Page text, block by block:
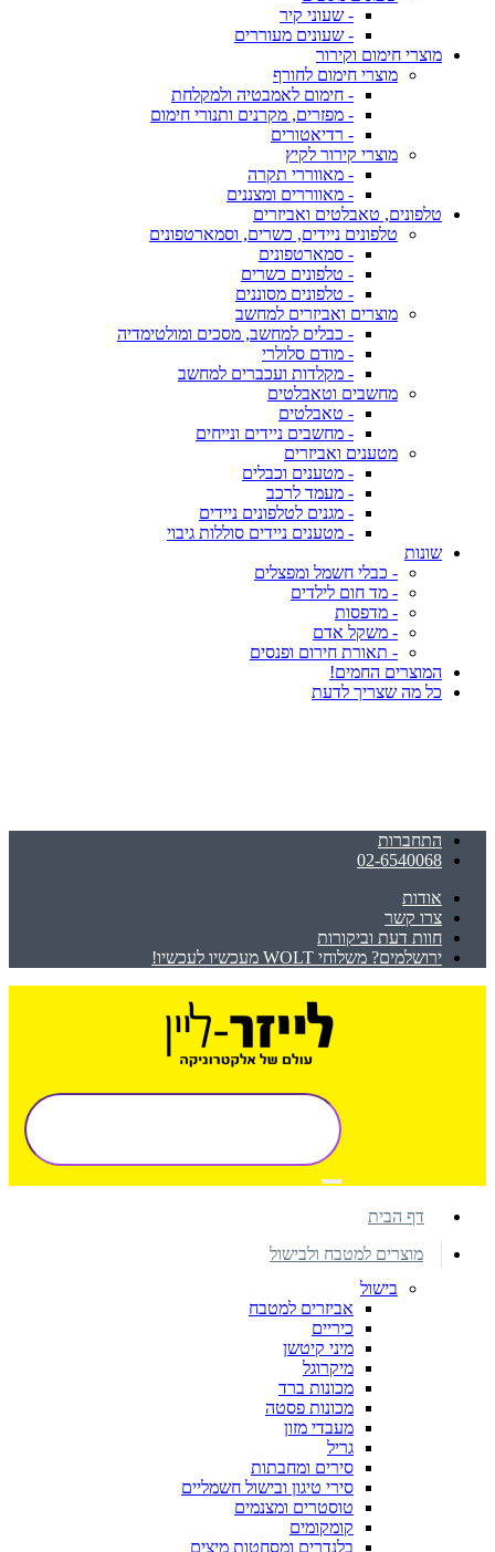
- שעוני קיר
- שעונים מעוררים
מוצרי חימום וקירור
מוצרי חימום לחורף
- חימום לאמבטיה ולמקלחת
- מפזרים, מקרנים ותנורי חימום
- רדיאטורים
מוצרי קירור לקיץ
- מאווררי תקרה
- מאווררים ומצננים
טלפונים, טאבלטים ואביזרים
טלפונים ניידים, כשרים, וסמארטפונים
- סמארטפונים
- טלפונים כשרים
- טלפונים מסוננים
מוצרים ואביזרים למחשב
- כבלים למחשב, מסכים ומולטימדיה
- מודם סלולרי
- מקלדות ועכברים למחשב
מחשבים וטאבלטים
- טאבלטים
- מחשבים ניידים ונייחים
מטענים ואביזרים
- מטענים וכבלים
- מעמד לרכב
- מגנים לטלפונים ניידים
- מטענים ניידים סוללות גיבוי
שונות
- כבלי חשמל ומפצלים
- מד חום לילדים
- מדפסות
- משקל אדם
- תאורת חירום ופנסים
המוצרים החמים!
כל מה שצריך לדעת
התחברות
02-6540068
אודות
צרו קשר
חוות דעת וביקורות
ירושלמים? משלוחי WOLT מעכשיו לעכשיו!
דף הבית
מוצרים למטבח ולבישול
בישול
אביזרים למטבח
כיריים
מיני קיטשן
מיקרוגל
מכונות ברד
מכונות פסטה
מעבדי מזון
גריל
סירים ומחבתות
סירי טיגון ובישול חשמליים
טוסטרים ומצנמים
קומקומים
בלנדרים ומסחטות מיצים